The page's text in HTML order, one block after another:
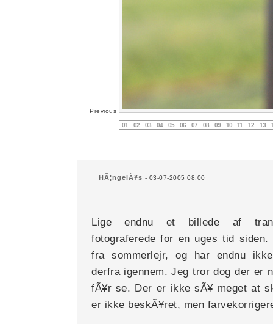
Previous
01 02 03 04 05 06 07 08 09 10 11 12 13
HÃ¦ngelÃ¥s - 03-07-2005 08:00
Lige endnu et billede af
fotograferede for en uges tid
fra sommerlejr, og har endnu
derfra igennem. Jeg tror dog der er
fÃ¥r se. Der er ikke sÃ¥ meget at
er ikke beskÃ¥ret, men